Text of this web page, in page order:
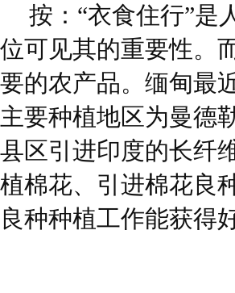
按：“衣食住行”是
位可见其的重要性。
要的农产品。缅甸最
主要种植地区为曼德
县区引进印度的长纤
植棉花、引进棉花良
良种种植工作能获得